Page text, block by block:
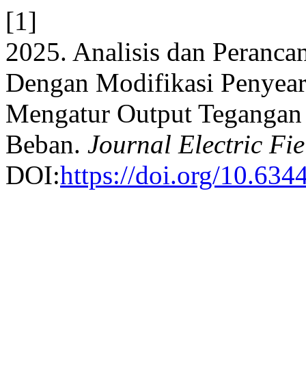
[1]
2025. Analisis dan
Dengan Modifikasi
Mengatur Output
Beban. Journal Electric
DOI:https://doi.org/